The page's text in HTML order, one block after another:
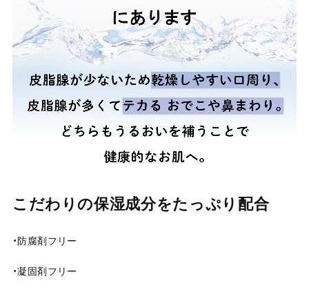
こだわりの保湿成分をたっぷり配合
・防腐剤フリー
・凝固剤フリー